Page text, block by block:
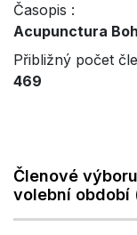
Časopis :
Acupunctura
Přibližný počet
469
Členové
volební období